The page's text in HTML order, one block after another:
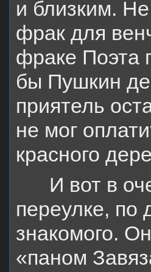
и близким.
фрак для
фраке Поэта
бы Пушкин
приятель
не мог
красного
И вот в
переулке, по
знакомого.
«паном